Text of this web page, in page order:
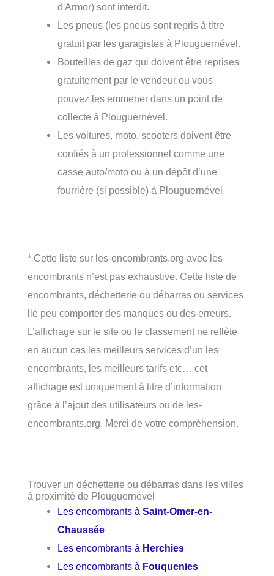
d'Armor) sont interdit.
Les pneus (les pneus sont repris à titre
gratuit par les garagistes à Plouguernével.
Bouteilles de gaz qui doivent être reprises
gratuitement par le vendeur ou vous
pouvez les emmener dans un point de
collecte à Plouguernével.
Les voitures, moto, scooters doivent être
confiés à un professionnel comme une
casse auto/moto ou à un dépôt d’une
fourrière (si possible) à Plouguernével.
* Cette liste sur les-encombrants.org avec les
encombrants n’est pas exhaustive. Cette liste de
encombrants, déchetterie ou débarras ou services
lié peu comporter des manques ou des erreurs.
L’affichage sur le site ou le classement ne reflète
en aucun cas les meilleurs services d’un les
encombrants, les meilleurs tarifs etc… cet
affichage est uniquement à titre d’information
grâce à l’ajout des utilisateurs ou de les-
encombrants.org. Merci de votre compréhension.
Trouver un déchetterie ou débarras dans les villes
à proximité de Plouguernével
Les encombrants àSaint-Omer-en-
Chaussée
Les encombrants à Herchies
Les encombrants à Fouquenies